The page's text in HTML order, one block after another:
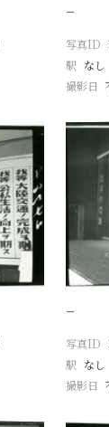
−
写真ID
駅 なし
撮影日
−
写真ID
駅 なし
撮影日